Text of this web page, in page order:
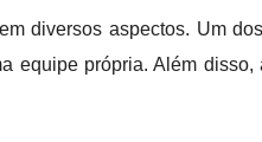
diversos aspectos. Um
equipe própria. Além